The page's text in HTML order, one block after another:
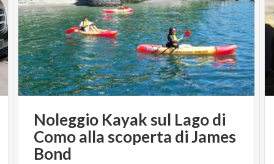
Noleggio Kayak sul Lago di
Como alla scoperta di James
Bond